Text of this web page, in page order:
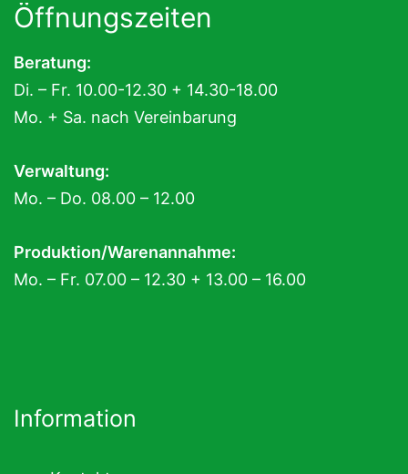
Öffnungszeiten
Beratung:
Di. – Fr. 10.00-12.30 + 14.30-18.00
Mo. + Sa. nach Vereinbarung
Verwaltung:
Mo. – Do. 08.00 – 12.00
Produktion/Warenannahme:
Mo. – Fr. 07.00 – 12.30 + 13.00 – 16.00
Information